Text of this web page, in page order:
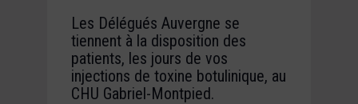
Les Délégués Auvergne se
tiennent à la disposition des
patients, les jours de vos
injections de toxine botulinique, au
CHU Gabriel-Montpied.